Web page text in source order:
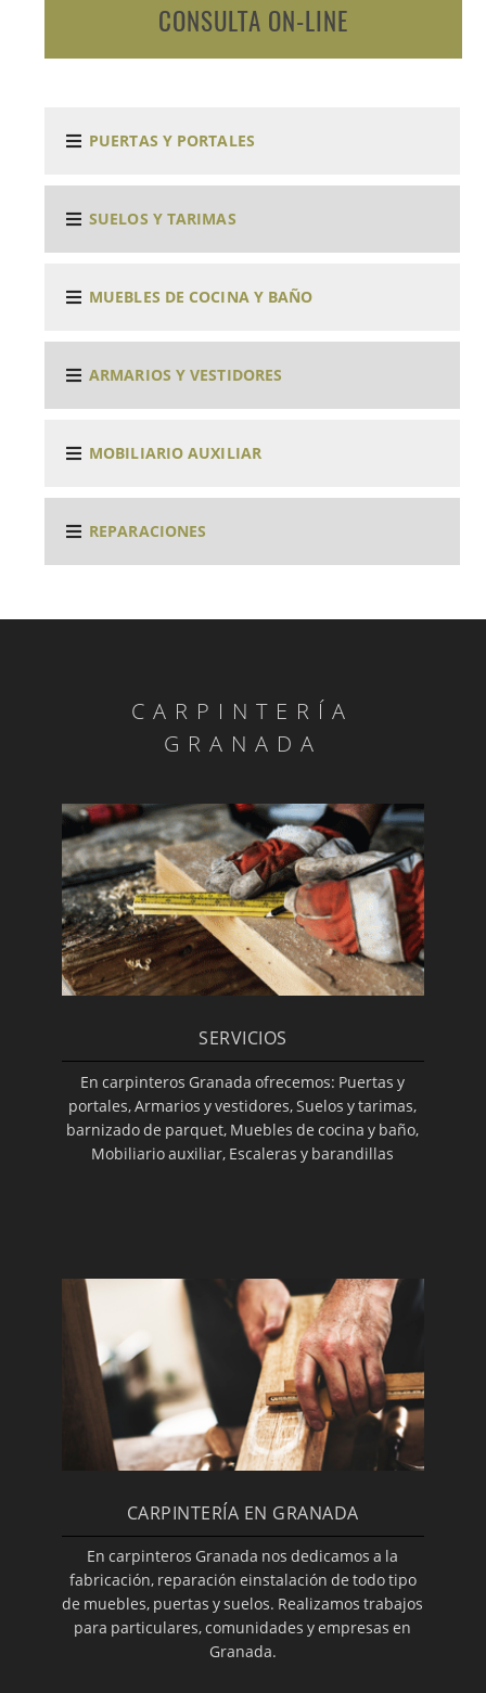
CONSULTA ON-LINE
PUERTAS Y PORTALES
SUELOS Y TARIMAS
MUEBLES DE COCINA Y BAÑO
ARMARIOS Y VESTIDORES
MOBILIARIO AUXILIAR
REPARACIONES
CARPINTERÍA
GRANADA
SERVICIOS
En carpinteros Granada ofrecemos: Puertas y
portales, Armarios y vestidores, Suelos y tarimas,
barnizado de parquet, Muebles de cocina y baño,
Mobiliario auxiliar, Escaleras y barandillas
CARPINTERÍA EN GRANADA
En carpinteros Granada nos dedicamos a la
fabricación, reparación einstalación de todo tipo
de muebles, puertas y suelos. Realizamos trabajos
para particulares, comunidades y empresas en
Granada.